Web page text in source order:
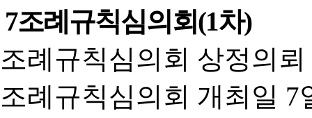
7조례규칙심의회(1차)
조례규칙심의회 상정의
조례규칙심의회 개최일 7